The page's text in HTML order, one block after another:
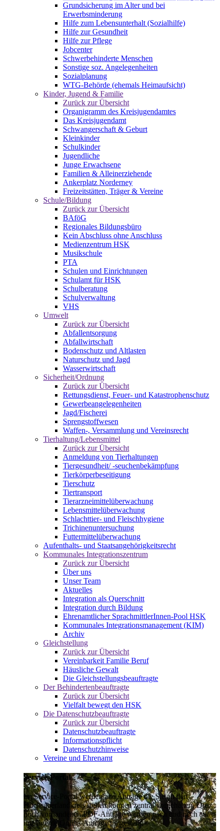
Grundsicherung im Alter und bei
Erwerbsminderung
Hilfe zum Lebensunterhalt (Sozialhilfe)
Hilfe zur Gesundheit
Hilfe zur Pflege
Jobcenter
Schwerbehinderte Menschen
Sonstige soz. Angelegenheiten
Sozialplanung
WTG-Behörde (ehemals Heimaufsicht)
Kinder, Jugend & Familie
Zurück zur Übersicht
Organigramm des Kreisjugendamtes
Das Kreisjugendamt
Schwangerschaft & Geburt
Kleinkinder
Schulkinder
Jugendliche
Junge Erwachsene
Familien & Alleinerziehende
Ankerplatz Norderney
Freizeitstätten, Träger & Vereine
Schule/Bildung
Zurück zur Übersicht
BAföG
Regionales Bildungsbüro
Kein Abschluss ohne Anschluss
Medienzentrum HSK
Musikschule
PTA
Schulen und Einrichtungen
Schulamt für HSK
Schulberatung
Schulverwaltung
VHS
Umwelt
Zurück zur Übersicht
Abfallentsorgung
Abfallwirtschaft
Bodenschutz und Altlasten
Naturschutz und Jagd
Wasserwirtschaft
Sicherheit/Ordnung
Zurück zur Übersicht
Rettungsdienst, Feuer- und Katastrophenschutz
Gewerbeangelegenheiten
Jagd/Fischerei
Sprengstoffwesen
Waffen-, Versammlung und Vereinsrecht
Tierhaltung/Lebensmittel
Zurück zur Übersicht
Anmeldung von Tierhaltungen
Tiergesundheit/ -seuchenbekämpfung
Tierkörperbeseitigung
Tierschutz
Tiertransport
Tierarzneimittelüberwachung
Lebensmittelüberwachung
Schlachttier- und Fleischhygiene
Trichinenuntersuchung
Futtermittelüberwachung
Aufenthalts- und Staatsangehörigkeitsrecht
Kommunales Integrationszentrum
Zurück zur Übersicht
Über uns
Unser Team
Aktuelles
Integration als Querschnitt
Integration durch Bildung
Ehrenamtlicher SprachmittlerInnen-Pool HSK
Kommunales Integrationsmanagement (KIM)
Archiv
Gleichstellung
Zurück zur Übersicht
Vereinbarkeit Familie Beruf
Häusliche Gewalt
Die Gleichstellungsbeauftragte
Der Behindertenbeauftragte
Zurück zur Übersicht
Vielfalt bewegt den HSK
Die Datenschutzbeauftragte
Zurück zur Übersicht
Datenschutzbeauftragte
Informationspflicht
Datenschutzhinweise
Vereine und Ehrenamt
Service-Portal
Im Service-Portal werden alle Anträge die Sie an den
Hochsauerlandkreis stellen können zentral vorgehalten. Die
noch vorhandenen PDF-Anträge werden nach und nach auf
intelligente Online-Anträge umgestellt.